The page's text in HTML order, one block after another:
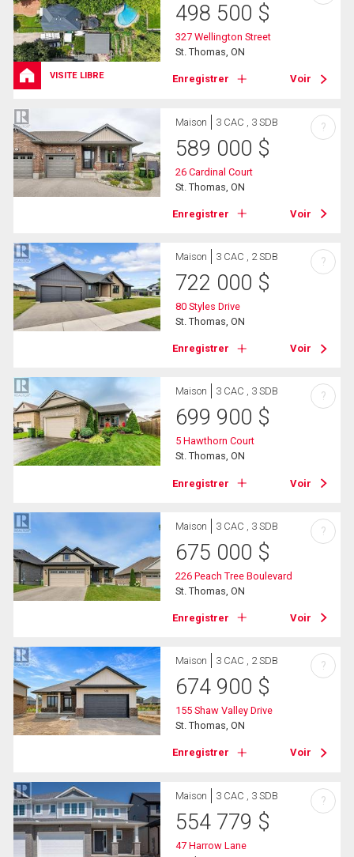
VISITE LIBRE
498 500 $
327 Wellington Street
St. Thomas, ON
Enregistrer Voir
Maison 3 CAC , 3 SDB
589 000 $
26 Cardinal Court
St. Thomas, ON
Enregistrer Voir
?
Maison 3 CAC , 2 SDB
722 000 $
80 Styles Drive
St. Thomas, ON
Enregistrer Voir
?
Maison 3 CAC , 3 SDB
699 900 $
5 Hawthorn Court
St. Thomas, ON
Enregistrer Voir
?
Maison 3 CAC , 3 SDB
675 000 $
226 Peach Tree Boulevard
St. Thomas, ON
Enregistrer Voir
?
Maison 3 CAC , 2 SDB
674 900 $
155 Shaw Valley Drive
St. Thomas, ON
Enregistrer Voir
?
Maison 3 CAC , 3 SDB
554 779 $
47 Harrow Lane
?